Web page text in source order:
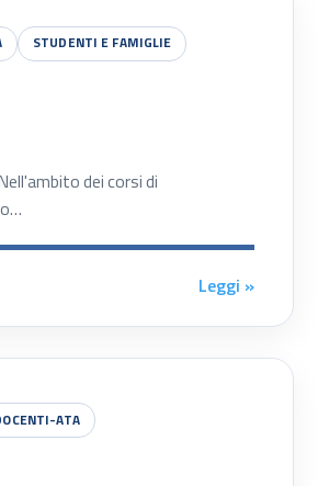
STUDENTI E FAMIGLIE
dei corsi di
Leggi »
ATA